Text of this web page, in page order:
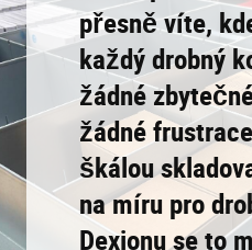
přesně víte,
každý drobný
žádné
žádné
škálou
na míru pro
Dexionu se to